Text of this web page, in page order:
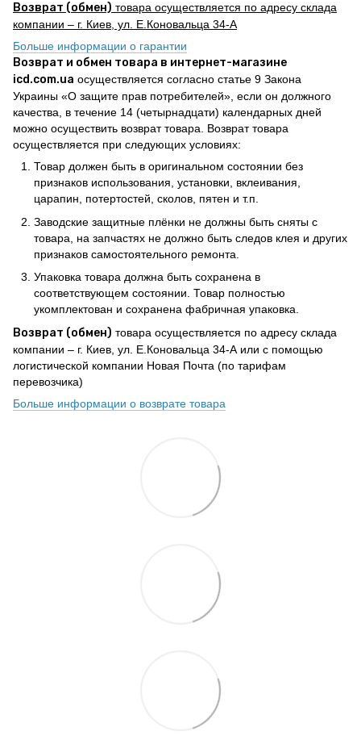
Возврат (обмен) товара осуществляется по адресу склада
компании – г. Киев, ул. Е.Коновальца 34-А
Больше информации о гарантии
Возврат и обмен товара в интернет-магазине
icd.com.ua осуществляется согласно статье 9 Закона
Украины «О защите прав потребителей», если он должного
качества, в течение 14 (четырнадцати) календарных дней
можно осуществить возврат товара. Возврат товара
осуществляется при следующих условиях:
Товар должен быть в оригинальном состоянии без
признаков использования, установки, вклеивания,
царапин, потертостей, сколов, пятен и т.п.
Заводские защитные плёнки не должны быть сняты с
товара, на запчастях не должно быть следов клея и других
признаков самостоятельного ремонта.
Упаковка товара должна быть сохранена в
соответствующем состоянии. Товар полностью
укомплектован и сохранена фабричная упаковка.
Возврат (обмен) товара осуществляется по адресу склада
компании – г. Киев, ул. Е.Коновальца 34-А или с помощью
логистической компании Новая Почта (по тарифам
перевозчика)
Больше информации о возврате товара